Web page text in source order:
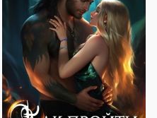
Натали Измор
ПОЛНОСТЬЮ
119.8K
попаданка
драконы
попаданка в другой мир